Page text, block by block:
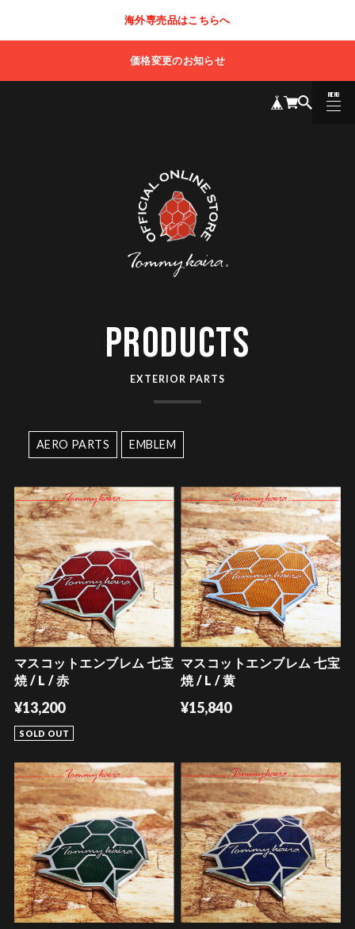
海外専売品はこちらへ
価格変更のお知らせ
MENU
CLOSE
PRODUCTS
EXTERIOR PARTS
AERO PARTS EMBLEM
マスコットエンブレム 七宝
焼 / L / 赤
¥13,200
SOLD OUT
マスコットエンブレム 七宝
焼 / L / 黄
¥15,840